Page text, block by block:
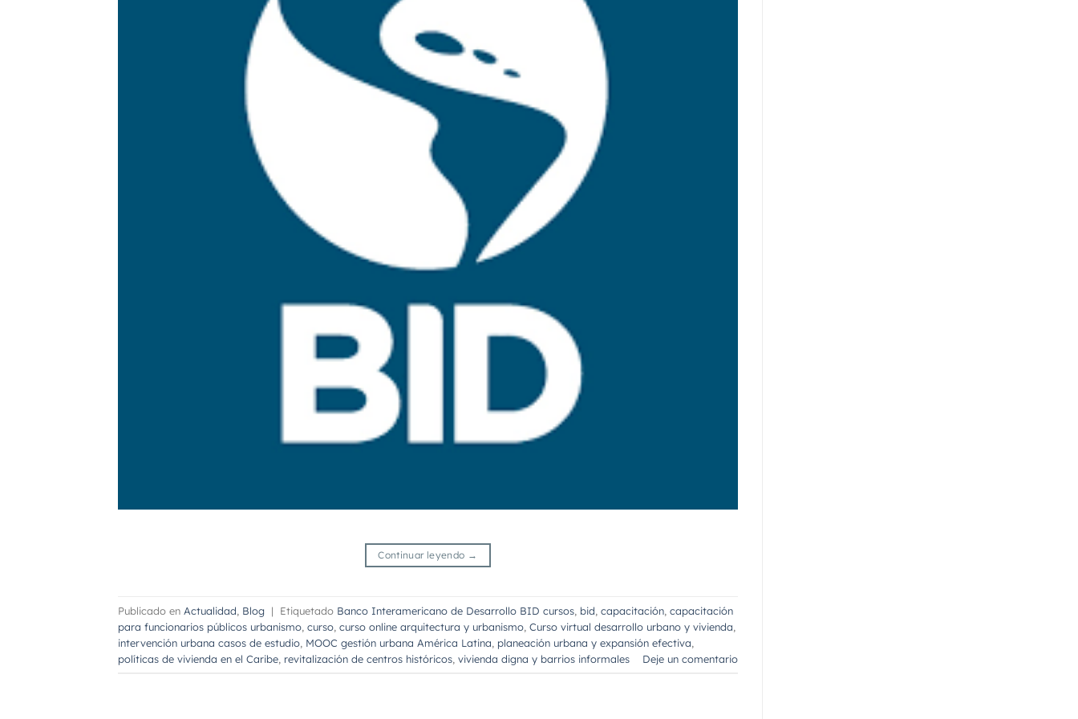
Continuar leyendo →
Publicado en Actualidad Blog | Etiquetado Banco Interamericano de Desarrollo BID cursos bid capacitación capacitación
para funcionarios públicos urbanismo curso curso online arquitectura y urbanismo Curso virtual desarrollo urbano y vivienda
intervención urbana casos de estudio MOOC gestión urbana América Latina planeación urbana y expansión efectiva
políticas de vivienda en el Caribe revitalización de centros históricos vivienda digna y barrios informales Deje un comentario